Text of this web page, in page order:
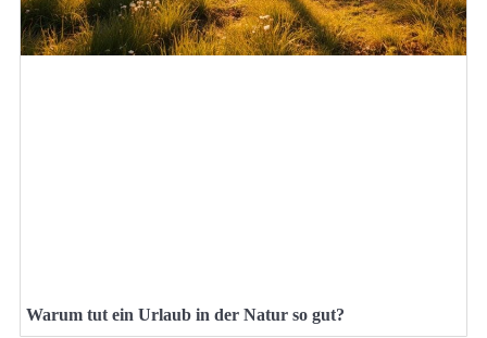
Warum tut ein Urlaub in der Natur so gut?